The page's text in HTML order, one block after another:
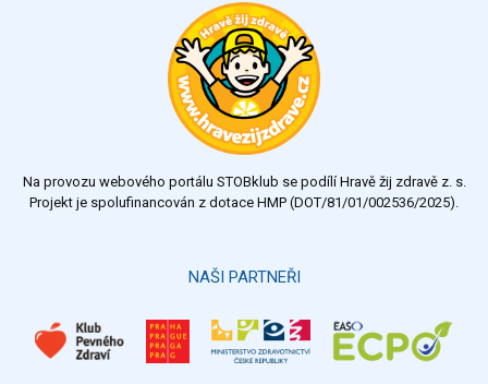
Výsledky Všechny ankety
Na provozu webového portálu STOBklub se podílí Hravě žij zdravě z. s.
Projekt je spolufinancován z dotace HMP (DOT/81/01/002536/2025).
NAŠI PARTNEŘI